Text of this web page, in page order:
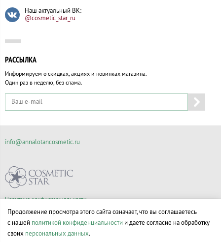
Наш актуальный ВК:
@cosmetic_star_ru
РАССЫЛКА
Информируем о скидках, акциях и новинках магазина.
Один раз в неделю, без спама.
Политика конфиденциальности
Правила продажи товаров
Согласие на обработку персональных данных
info@annalotancosmetic.ru
Продолжение просмотра этого сайта означает, что вы соглашаетесь
с нашей политикой конфиденциальности и даете согласие на обработку
своих персональных данных.